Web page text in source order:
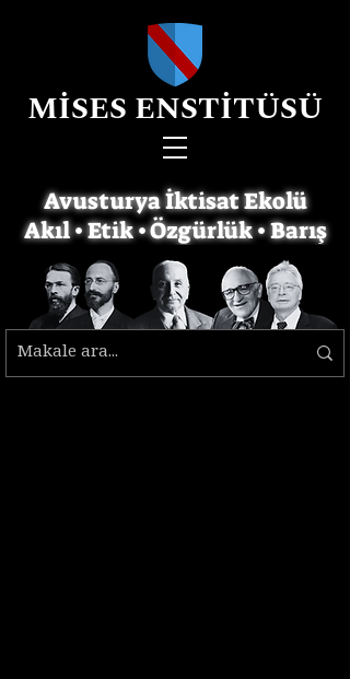
MİSES ENSTİTÜSÜ
Avusturya İktisat Ekolü
Akıl • Etik • Özgürlük • Barış